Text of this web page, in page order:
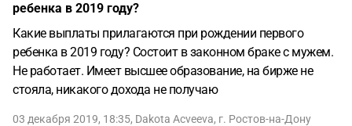
ребенка в 2019 году?
Какие выплаты прилагаются при рождении первого
ребенка в 2019 году? Состоит в законном браке с мужем.
Не работает. Имеет высшее образование, на бирже не
стояла, никакого дохода не получаю
03 декабря 2019, 18:35, Dakota Acveeva, г. Ростов-на-Дону